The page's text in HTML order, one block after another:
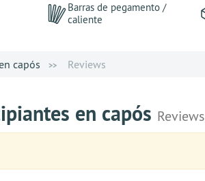
Barras de pegamento /
caliente
capós Reviews
en capós Reviews